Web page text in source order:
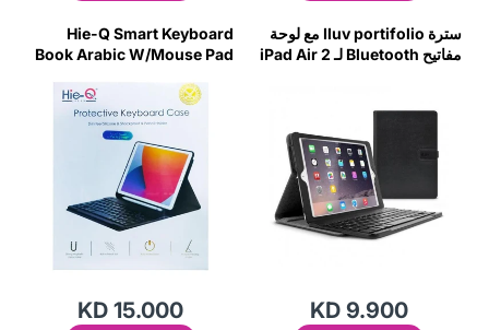
سترة Iluv portifolio مع لوحة
مفاتيح Bluetooth لـ iPad Air 2
KD 9.900
Hie-Q Smart Keyboard
Book Arabic W/Mouse Pad
KD 15.000